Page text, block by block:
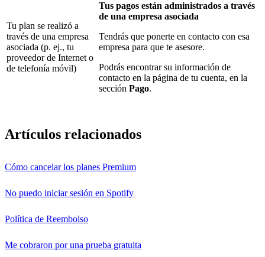
Tu plan se realizó a
través de una empresa
asociada (p. ej., tu
proveedor de Internet o
de telefonía móvil)
Tus pagos están administrados a través
de una empresa asociada
Tendrás que ponerte en contacto con esa
empresa para que te asesore.
Podrás encontrar su información de
contacto en la página de tu cuenta, en la
sección Pago.
Artículos relacionados
Cómo cancelar los planes Premium
No puedo iniciar sesión en Spotify
Política de Reembolso
Me cobraron por una prueba gratuita